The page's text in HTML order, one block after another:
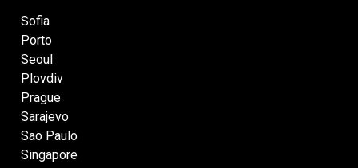
Sofia
Porto
Seoul
Plovdiv
Prague
Sarajevo
Sao Paulo
Singapore